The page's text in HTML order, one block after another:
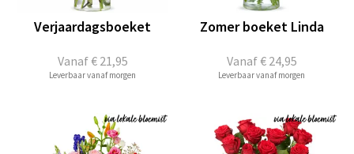
Vanaf€ 21,95
Verjaardagsboeket
Leverbaar vanaf morgen
Vanaf€ 24,95
Zomer boeket Linda
Leverbaar vanaf morgen